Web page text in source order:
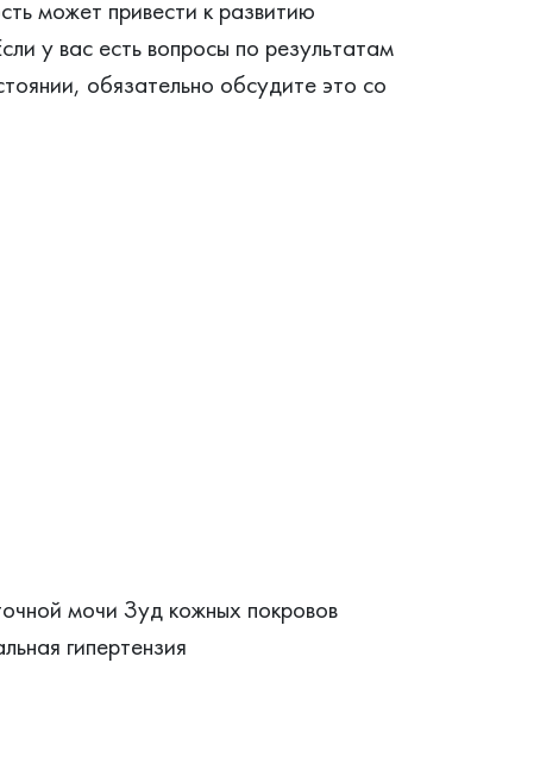
может привести к развитию
у вас есть вопросы по результатам
обязательно обсудите это со
мочи Зуд кожных покровов
гипертензия